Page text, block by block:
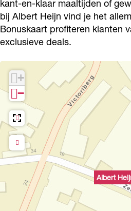
kant-en-klaar maaltijden of
bij Albert Heijn vind je het
Bonuskaart profiteren klanten
exclusieve deals.
Albert
+
−